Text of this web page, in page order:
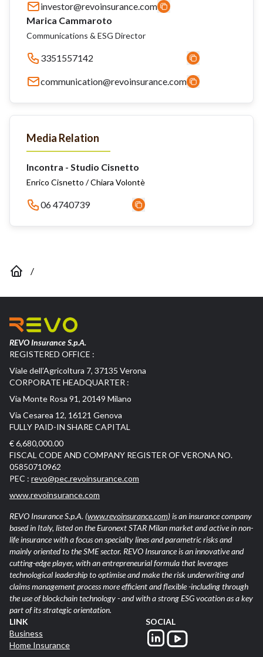
investor@revoinsurance.com
Marica Cammaroto
Communications & ESG Director
3351557142
communication@revoinsurance.com
Media Relation
Incontra - Studio Cisnetto
Enrico Cisnetto / Chiara Volontè
06 4740739
/
REVO Insurance S.p.A.
REGISTERED OFFICE :
Viale dell’Agricoltura 7, 37135 Verona
CORPORATE HEADQUARTER :
Via Monte Rosa 91, 20149 Milano
Via Cesarea 12, 16121 Genova
FULLY PAID-IN SHARE CAPITAL
€ 6,680,000.00
FISCAL CODE AND COMPANY REGISTER OF VERONA NO.
05850710962
PEC : revo@pec.revoinsurance.com
www.revoinsurance.com
REVO Insurance S.p.A. (www.revoinsurance.com)is an insurance company
based in Italy, listed on the Euronext STAR Milan market and active in non-
life insurance with a focus on specialty lines and parametric risks and
mainly oriented to the SME sector. REVO Insurance is an innovative and
cutting-edge player, with an entrepreneurial formula that leverages
technological leadership to optimise and make the risk underwriting and
claims management process more efficient and flexible -including through
the use of blockchain technology - and with a strong ESG vocation as a key
part of its strategic orientation.
LINK
Business
Home Insurance
SOCIAL